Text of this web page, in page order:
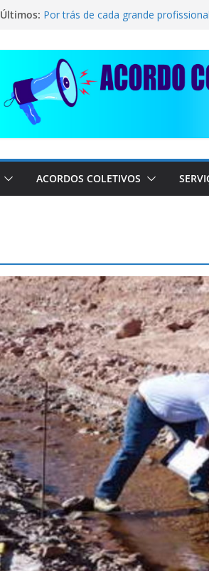
Últimos: CORRENTE DE SOLIDARIEDADE:
📢 ATENÇÃO, TRABALHADORES
Sindágua/RN presente em
Luiz Marinho!
ELE AVISOU SOBRE A SABESP! 🚨
ACORDOS COLETIVOS